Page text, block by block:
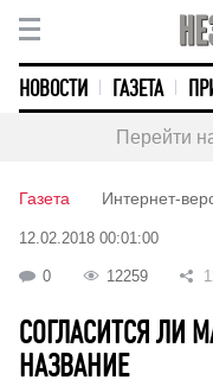
НОВОСТИ ГАЗЕТА
Перейти
Газета Интернет-
12.02.2018 00:01:00
0 12259
СОГЛАСИТСЯ ЛИ
НАЗВАНИЕ